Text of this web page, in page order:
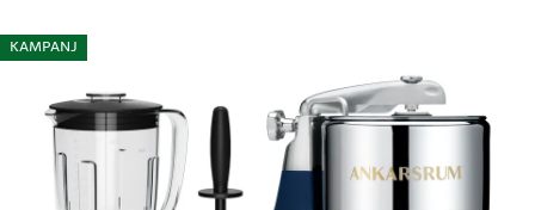
KAMPANJ